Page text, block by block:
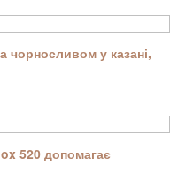
у казані,
520 допомагає